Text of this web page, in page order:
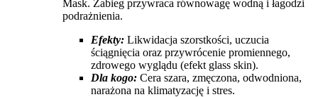
Mask. Zabieg przywraca równowagę wodną i łagodzi
podrażnienia.
Efekty: Likwidacja szorstkości, uczucia
ściągnięcia oraz przywrócenie promiennego,
zdrowego wyglądu (efekt glass skin).
Dla kogo: Cera szara, zmęczona, odwodniona,
narażona na klimatyzację i stres.